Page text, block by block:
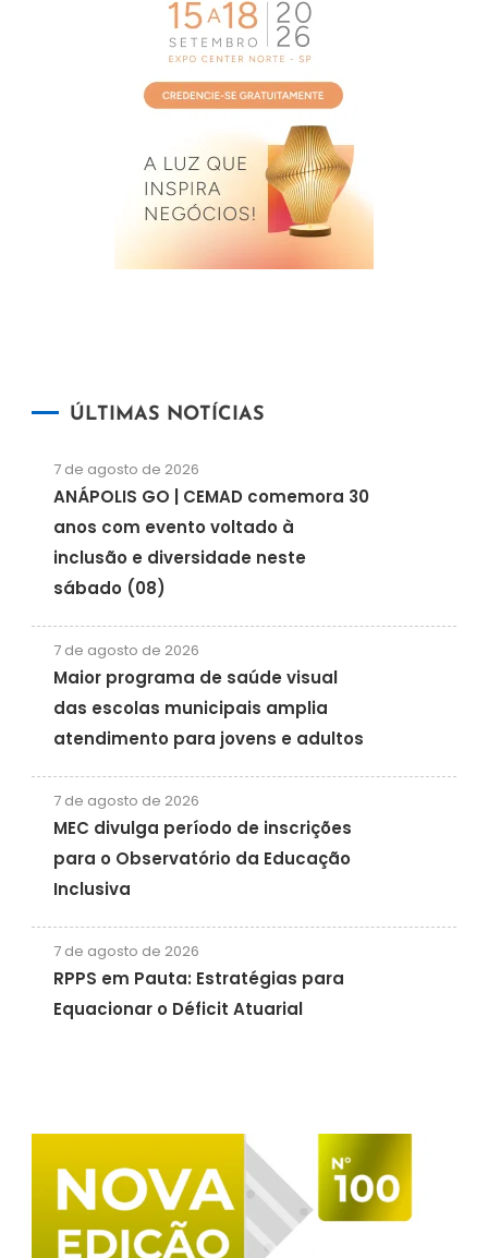
ÚLTIMAS NOTÍCIAS
7 de agosto de 2026
ANÁPOLIS GO | CEMAD comemora 30
anos com evento voltado à
inclusão e diversidade neste
sábado (08)
7 de agosto de 2026
Maior programa de saúde visual
das escolas municipais amplia
atendimento para jovens e adultos
7 de agosto de 2026
MEC divulga período de inscrições
para o Observatório da Educação
Inclusiva
7 de agosto de 2026
RPPS em Pauta: Estratégias para
Equacionar o Déficit Atuarial